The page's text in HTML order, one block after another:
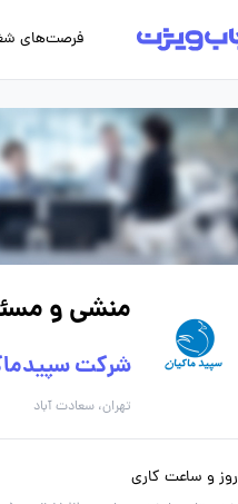
فرصت‌های
منشی و
شرکت
تهران، سعادت آباد
روز و ساعت کاری